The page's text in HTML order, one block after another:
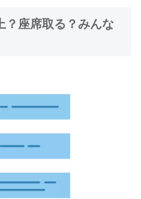
？座席取る？みんな